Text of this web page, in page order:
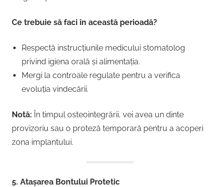
Ce trebuie să faci în această perioadă?
Respectă instrucțiunile medicului stomatolog
privind igiena orală și alimentația.
Mergi la controale regulate pentru a verifica
evoluția vindecării.
Notă: În timpul osteointegrării, vei avea un dinte
provizoriu sau o proteză temporară pentru a acoperi
zona implantului.
5. Atașarea Bontului Protetic